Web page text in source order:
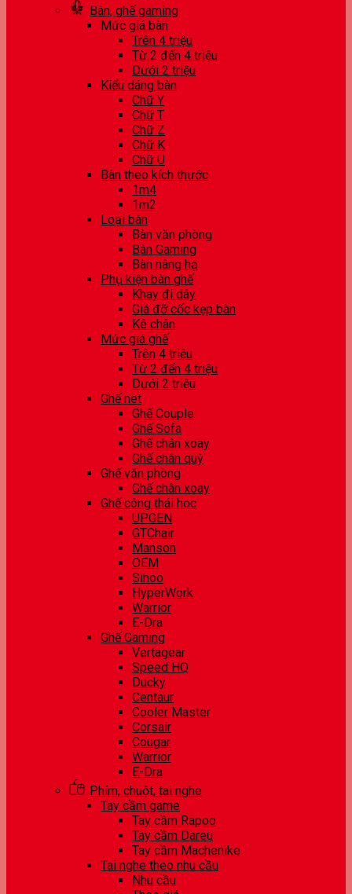
Bàn, ghế gaming
Mức giá bàn
Trên 4 triệu
Từ 2 đến 4 triệu
Dưới 2 triệu
Kiểu dáng bàn
Chữ Y
Chữ T
Chữ Z
Chữ K
Chữ U
Bàn theo kích thước
1m4
1m2
Loại bàn
Bàn văn phòng
Bàn Gaming
Bàn nâng hạ
Phụ kiện bàn ghế
Khay đi dây
Giá đỡ cốc kẹp bàn
Kê chân
Mức giá ghế
Trên 4 triệu
Từ 2 đến 4 triệu
Dưới 2 triệu
Ghế net
Ghế Couple
Ghế Sofa
Ghế chân xoay
Ghế chân quỳ
Ghế văn phòng
Ghế chân xoay
Ghế công thái học
UPGEN
GTChair
Manson
OEM
Sihoo
HyperWork
Warrior
E-Dra
Ghế Gaming
Vertagear
Speed HQ
Ducky
Centaur
Cooler Master
Corsair
Cougar
Warrior
E-Dra
Phím, chuột, tai nghe
Tay cầm game
Tay cầm Rapoo
Tay cầm Dareu
Tay cầm Machenike
Tai nghe theo nhu cầu
Nhu cầu